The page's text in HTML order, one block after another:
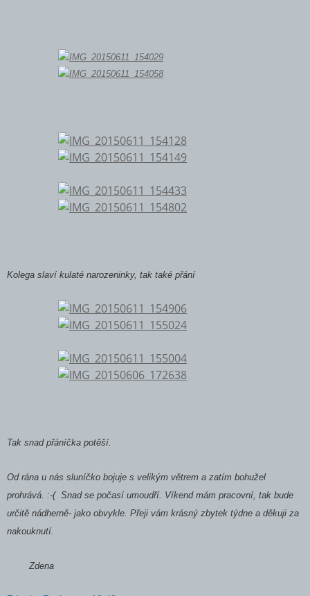
Kolega slaví kulaté narozeninky, tak také přání
Tak snad přáníčka potěší.
Od rána u nás sluníčko bojuje s velikým větrem a zatím bohužel
prohrává. :-( Snad se počasí umoudří. Víkend mám pracovní, tak bude
určitě nádherně- jako obvykle. Přeji vám krásný zbytek týdne a děkuji za
nakouknutí.
Zdena